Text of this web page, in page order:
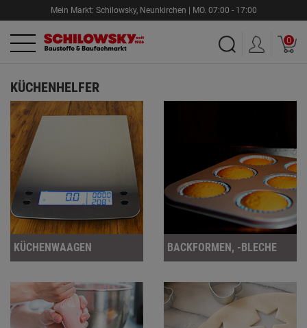
Mein Markt: Schilowsky, Neunkirchen | MO. 07:00 - 17:00
0
KÜCHENHELFER
KÜCHENWAAGEN BACKFORMEN, -BLECHE